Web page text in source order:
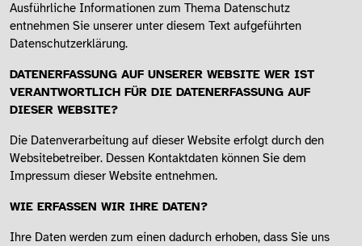
Ausführliche Informationen zum Thema Datenschutz
entnehmen Sie unserer unter diesem Text aufgeführten
Datenschutzerklärung.
DATENERFASSUNG AUF UNSERER WEBSITE WER IST
VERANTWORTLICH FÜR DIE DATENERFASSUNG AUF
DIESER WEBSITE?
Die Datenverarbeitung auf dieser Website erfolgt durch den
Websitebetreiber. Dessen Kontaktdaten können Sie dem
Impressum dieser Website entnehmen.
WIE ERFASSEN WIR IHRE DATEN?
Ihre Daten werden zum einen dadurch erhoben, dass Sie uns